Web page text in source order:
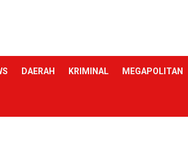
DAERAH KRIMINAL MEGAPOLITAN